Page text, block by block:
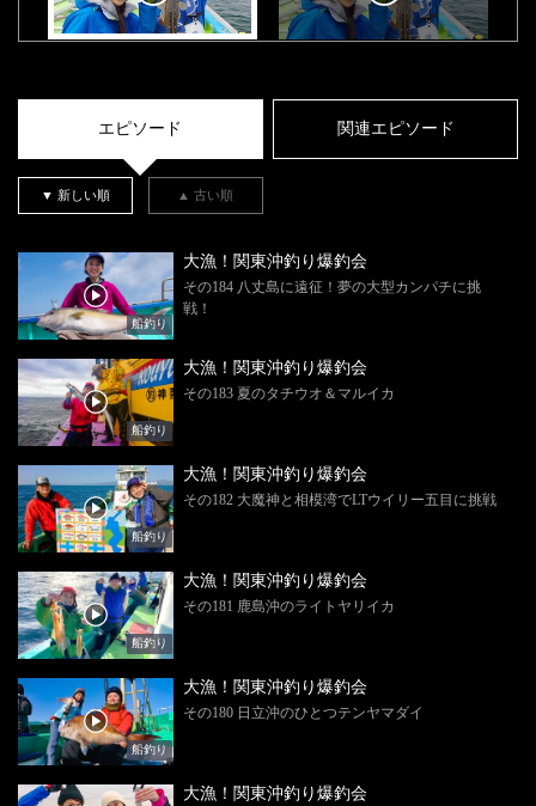
エピソード 関連エピソード
▼ 新しい順 ▲ 古い順
船釣り
大漁！関東沖釣り爆釣会
その184 八丈島に遠征！夢の大型カンパチに挑
戦！
船釣り
大漁！関東沖釣り爆釣会
その183 夏のタチウオ＆マルイカ
船釣り
大漁！関東沖釣り爆釣会
その182 大魔神と相模湾でLTウイリー五目に挑戦
船釣り
大漁！関東沖釣り爆釣会
その181 鹿島沖のライトヤリイカ
船釣り
大漁！関東沖釣り爆釣会
その180 日立沖のひとつテンヤマダイ
大漁！関東沖釣り爆釣会